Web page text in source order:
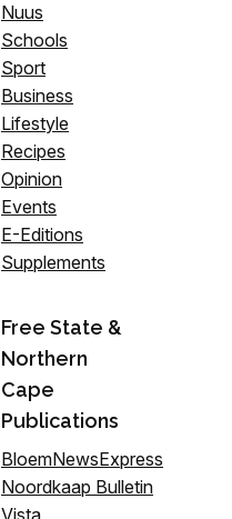
Nuus
Schools
Sport
Business
Lifestyle
Recipes
Opinion
Events
E-Editions
Supplements
Free State &
Northern
Cape
Publications
BloemNewsExpress
Noordkaap Bulletin